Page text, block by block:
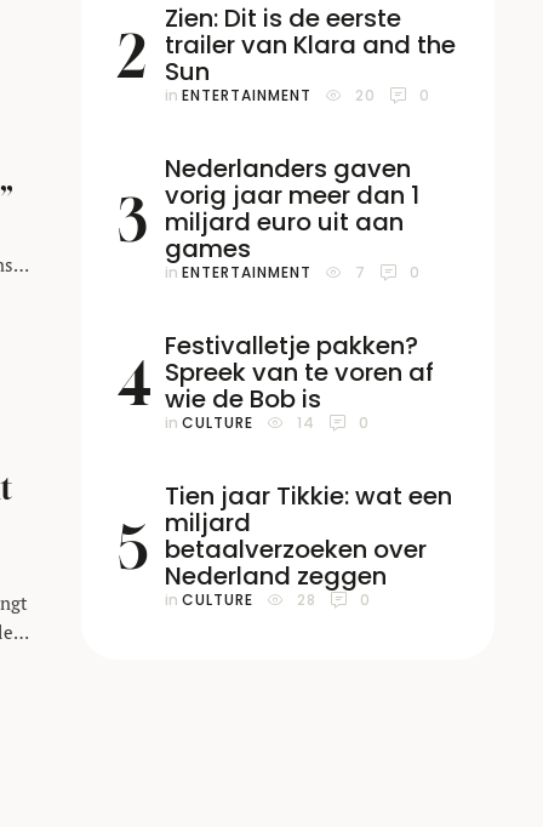
2
Zien: Dit is de eerste
trailer van Klara and the
Sun
in ENTERTAINMENT 20 0
3
Nederlanders gaven
vorig jaar meer dan 1
miljard euro uit aan
games
in ENTERTAINMENT 7 0
4
Festivalletje pakken?
Spreek van te voren af
wie de Bob is
in CULTURE 14 0
5
Tien jaar Tikkie: wat een
miljard
betaalverzoeken over
Nederland zeggen
in CULTURE 28 0